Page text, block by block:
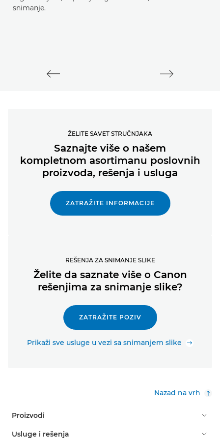
snimanje.
ŽELITE SAVET STRUČNJAKA
Saznajte više o našem
kompletnom asortimanu poslovnih
proizvoda, rešenja i usluga
ZATRAŽITE INFORMACIJE
REŠENJA ZA SNIMANJE SLIKE
Želite da saznate više o Canon
rešenjima za snimanje slike?
ZATRAŽITE POZIV
Prikaži sve usluge u vezi sa snimanjem slike
Nazad na vrh
Proizvodi
Usluge i rešenja